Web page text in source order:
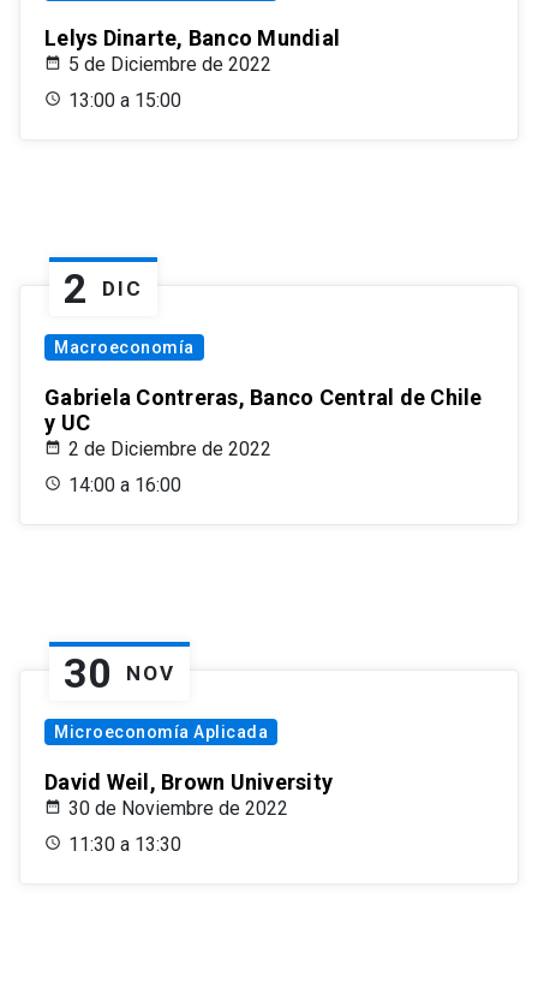
Lelys Dinarte, Banco Mundial
5 de Diciembre de 2022
13:00 a 15:00
2 DIC
Macroeconomía
Gabriela Contreras, Banco Central de Chile
y UC
2 de Diciembre de 2022
14:00 a 16:00
30 NOV
Microeconomía Aplicada
David Weil, Brown University
30 de Noviembre de 2022
11:30 a 13:30